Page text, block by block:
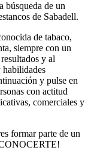
búsqueda de un
de Sabadell.
de tabaco,
siempre con un
y al
habilidades
y pulse en
con actitud
comerciales y
formar parte de un